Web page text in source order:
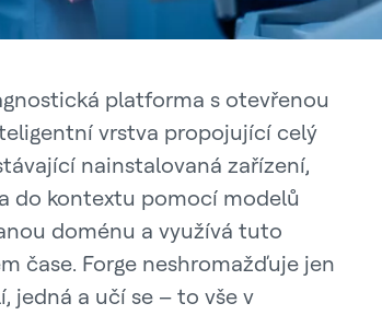
platforma s otevřenou
vrstva propojující celý
nainstalovaná zařízení,
do kontextu pomocí modelů
doménu a využívá tuto
čase. Forge neshromažďuje jen
jedná a učí se – to vše v